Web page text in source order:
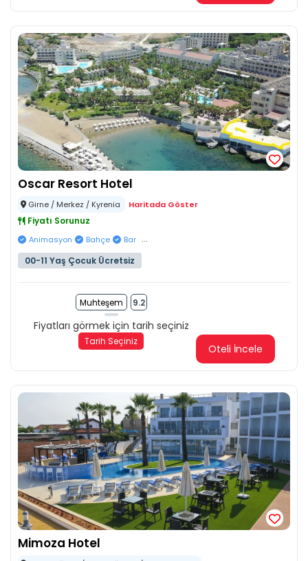
Oscar Resort Hotel
Girne / Merkez / Kyrenia Haritada Göster
Fiyatı Sorunuz
Animasyon Bahçe Bar ...
00-11 Yaş Çocuk Ücretsiz
Muhteşem 9.2
Fiyatları görmek için tarih seçiniz
Tarih Seçiniz
Oteli İncele
Mimoza Hotel